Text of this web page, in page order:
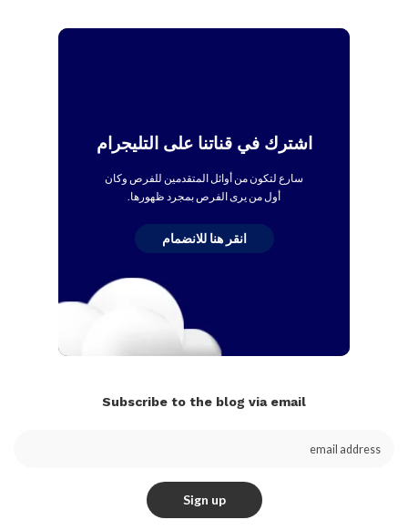
اشترك في قناتنا على التليجرام
سارع لتكون من أوائل المتقدمين للفرص وكان
أول من يرى الفرص بمجرد ظهورها.
انقر هنا للانضمام
Subscribe to the blog via email